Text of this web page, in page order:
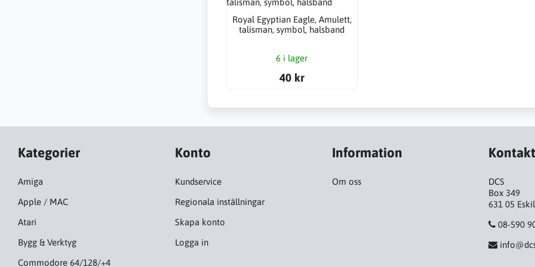
Royal Egyptian Eagle, Amulett,
talisman, symbol, halsband
6 i lager
40 kr
Kategorier
Amiga
Apple / MAC
Atari
Bygg & Verktyg
Commodore 64/128/+4
Konto
Kundservice
Regionala inställningar
Skapa konto
Logga in
Information
Om oss
Kontakt
DCS
Box 349
631 05
08-590